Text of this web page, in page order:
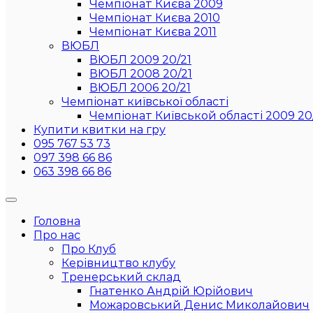
Чемпіонат Києва 2009
Чемпіонат Києва 2010
Чемпіонат Києва 2011
ВЮБЛ
ВЮБЛ 2009 20/21
ВЮБЛ 2008 20/21
ВЮБЛ 2006 20/21
Чемпіонат київської області
Чемпіонат Київськой області 2009
Купити квитки на гру
095 767 53 73
097 398 66 86
063 398 66 86
Головна
Про нас
Про Клуб
Керівництво клубу
Тренерський склад
Гнатенко Андрій Юрійович
Можаровський Денис Миколайович